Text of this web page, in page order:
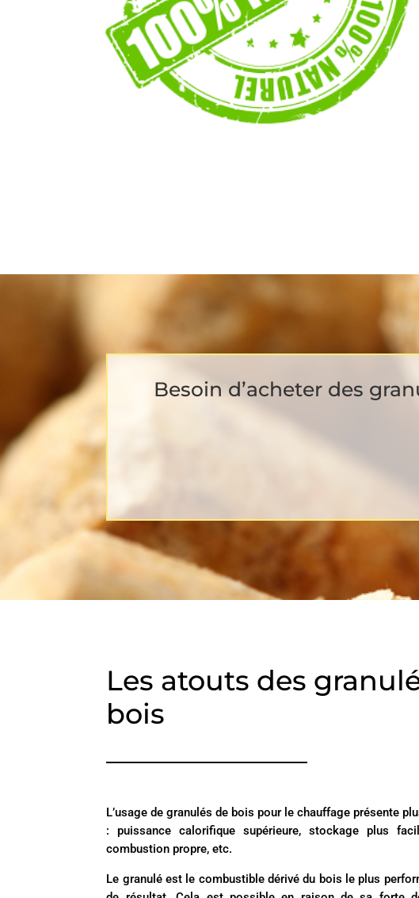
Besoin d’acheter des
Les atouts des
bois
L’usage de granulés de bois pour le chauffage présente
: puissance calorifique supérieure, stockage plus
combustion propre, etc.
Le granulé est le combustible dérivé du bois le plus